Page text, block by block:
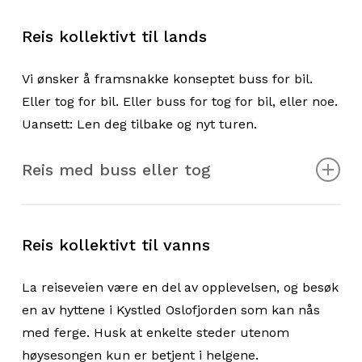
Reis kollektivt til lands
Vi ønsker å framsnakke konseptet buss for bil.
Eller tog for bil. Eller buss for tog for bil, eller noe.
Uansett: Len deg tilbake og nyt turen.
Reis med buss eller tog
reise med tog først, om du ikke bor i Larvik. Hytta
løpe fra seg, og kort vei til både sandstrand og
kyststi.
Fra Tønsberg går det buss til Tenvik brygge, og
Reis kollektivt til vanns
La reiseveien være en del av opplevelsen, og besøk
en av hyttene i Kystled Oslofjorden som kan nås
med ferge. Husk at enkelte steder utenom
høysesongen kun er betjent i helgene.